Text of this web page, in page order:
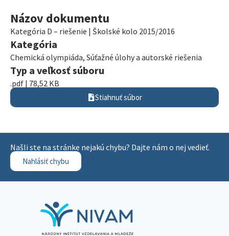
Názov dokumentu
Kategória D – riešenie | Školské kolo 2015/2016
Kategória
Chemická olympiáda, Súťažné úlohy a autorské riešenia
Typ a veľkosť súboru
.pdf | 78,52 KB
Stiahnuť súbor
Našli ste na stránke nejakú chybu? Dajte nám o nej vedieť.
Nahlásiť chybu